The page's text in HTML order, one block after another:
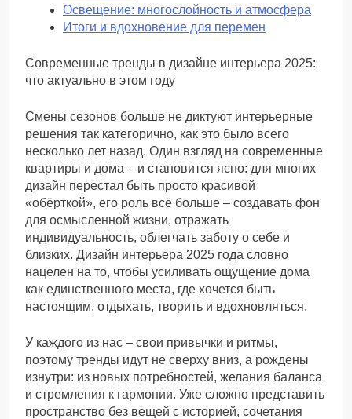
Освещение: многослойность и атмосфера
Итоги и вдохновение для перемен
Современные тренды в дизайне интерьера 2025:
что актуально в этом году
Смены сезонов больше не диктуют интерьерные
решения так категорично, как это было всего
несколько лет назад. Один взгляд на современные
квартиры и дома – и становится ясно: для многих
дизайн перестал быть просто красивой
«обёрткой», его роль всё больше – создавать фон
для осмысленной жизни, отражать
индивидуальность, облегчать заботу о себе и
близких. Дизайн интерьера 2025 года словно
нацелен на то, чтобы усиливать ощущение дома
как единственного места, где хочется быть
настоящим, отдыхать, творить и вдохновляться.
У каждого из нас – свои привычки и ритмы,
поэтому тренды идут не сверху вниз, а рождены
изнутри: из новых потребностей, желания баланса
и стремления к гармонии. Уже сложно представить
пространство без вещей с историей, сочетания